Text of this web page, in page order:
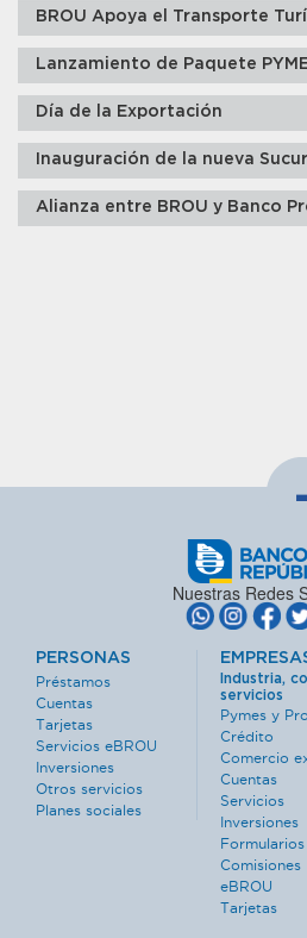
BROU Apoya el Transporte
Lanzamiento de Paquete
Día de la Exportación
Inauguración de la nueva
Alianza entre BROU y Banco
Nuestras Redes
PERSONAS
Préstamos
Cuentas
Tarjetas
Servicios eBROU
Inversiones
Otros servicios
Planes sociales
Industria,
servicios
Pymes y
Crédito
Comercio
Cuentas
Servicios
Inversiones
Formularios
Comisiones
eBROU
Tarjetas